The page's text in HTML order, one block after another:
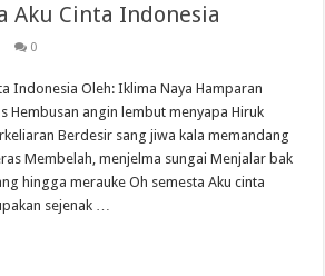
Aku Cinta Indonesia
0
Indonesia Oleh: Iklima Naya Hamparan
Hembusan angin lembut menyapa Hiruk
Berdesir sang jiwa kala memandang
Membelah, menjelma sungai Menjalar bak
hingga merauke Oh semesta Aku cinta
sejenak …